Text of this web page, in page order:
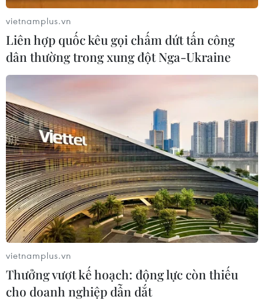
vietnamplus.vn
Liên hợp quốc kêu gọi chấm dứt tấn công
dân thường trong xung đột Nga-Ukraine
vietnamplus.vn
Thưởng vượt kế hoạch: động lực còn thiếu
cho doanh nghiệp dẫn dắt